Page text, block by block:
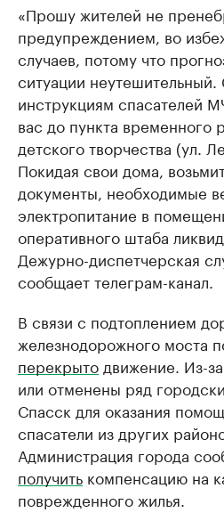
«Прошу жителей не
предупреждением, во
случаев, потому что
ситуации неутешительный.
инструкциям спасателей
вас до пункта
детского творчества (ул.
Покидая свои дома,
документы, необходимые
электропитание в
оперативного штаба
Дежурно-диспетчерская
сообщает телеграм-канал.
В связи с подтоплением
железнодорожного моста
перекрыто движение. Из-
или отменены ряд
Спасск для оказания
спасатели из других
Администрация города
получить компенсацию на
поврежденного жилья.